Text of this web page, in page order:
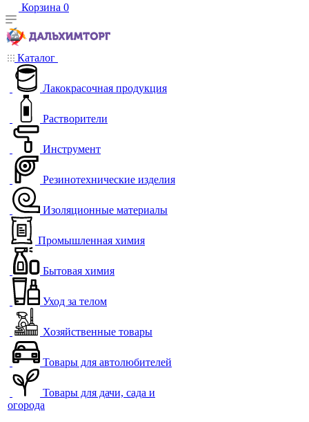
Корзина 0
Каталог
Лакокрасочная продукция
Растворители
Инструмент
Резинотехнические изделия
Изоляционные материалы
Промышленная химия
Бытовая химия
Уход за телом
Хозяйственные товары
Товары для автолюбителей
Товары для дачи, сада и
огорода